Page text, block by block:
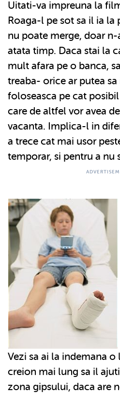
Uitati-va impreuna la
Roaga-l pe sot sa il ia la
nu poate merge, doar n-
atata timp. Daca stai la
mult afara pe o banca,
treaba- orice ar putea sa
foloseasca pe cat
care de altfel vor avea
vacanta. Implica-l in
a trece cat mai usor
temporar, si pentru a nu
Vezi sa ai la indemana o
creion mai lung sa il
zona gipsului, daca are